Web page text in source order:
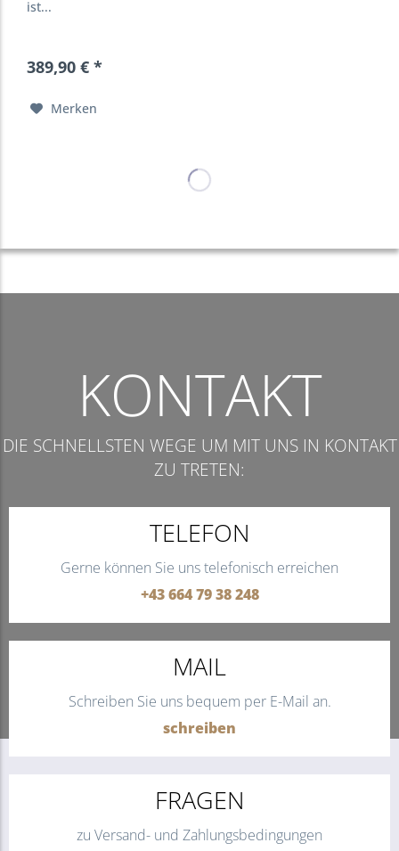
ist...
389,90 € *
Merken
KONTAKT
DIE SCHNELLSTEN WEGE UM MIT UNS IN KONTAKT
ZU TRETEN:
TELEFON
Gerne können Sie uns telefonisch erreichen
+43 664 79 38 248
MAIL
Schreiben Sie uns bequem per E-Mail an.
schreiben
FRAGEN
zu Versand- und Zahlungsbedingungen